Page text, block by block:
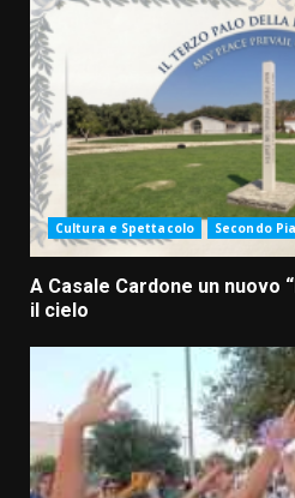
Cultura e Spettacolo Secondo
A Casale Cardone un nuovo
il cielo